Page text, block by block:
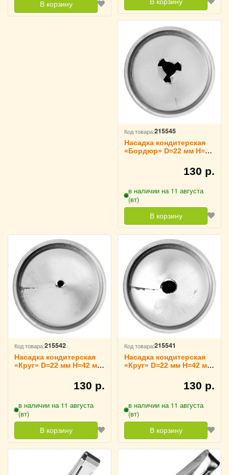
В корзину
Код товара:215545
Насадка кондитерская
«Бордюр» D=22 мм H=36
130 р.
в наличии на 11 августа
(вт)
В корзину
Код товара:215542
Насадка кондитерская
«Круг» D=22 мм H=42 мм
130 р.
в наличии на 11 августа
(вт)
В корзину
Код товара:215541
Насадка кондитерская
«Круг» D=22 мм H=42 мм
130 р.
в наличии на 11 августа
(вт)
В корзину